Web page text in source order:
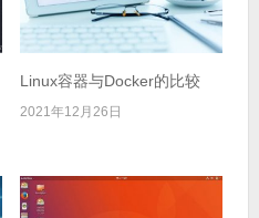
Linux容器与Docker的比较
2021年12月26日